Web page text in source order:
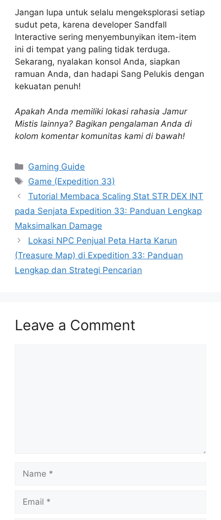
Jangan lupa untuk selalu mengeksplorasi setiap
sudut peta, karena developer Sandfall
Interactive sering menyembunyikan item-item
ini di tempat yang paling tidak terduga.
Sekarang, nyalakan konsol Anda, siapkan
ramuan Anda, dan hadapi Sang Pelukis dengan
kekuatan penuh!
Apakah Anda memiliki lokasi rahasia Jamur
Mistis lainnya? Bagikan pengalaman Anda di
kolom komentar komunitas kami di bawah!
Categories
Gaming Guide
Tags
Game (Expedition 33)
Tutorial Membaca Scaling Stat STR DEX INT
pada Senjata Expedition 33: Panduan Lengkap
Maksimalkan Damage
Lokasi NPC Penjual Peta Harta Karun
(Treasure Map) di Expedition 33: Panduan
Lengkap dan Strategi Pencarian
Leave a Comment